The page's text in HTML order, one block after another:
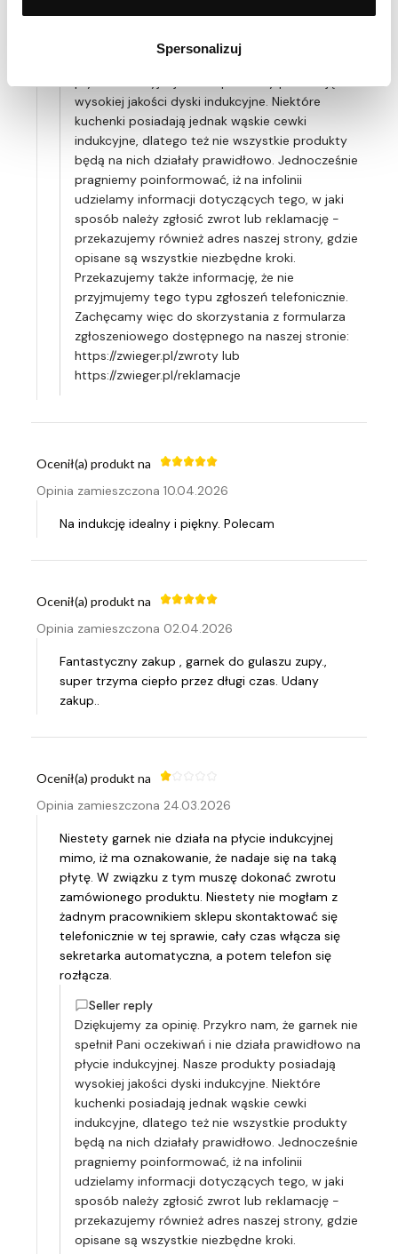
Spersonalizuj
Dziękujemy za opinię. Przykro nam, że garnek nie
wysokiej jakości dyski indukcyjne. Niektóre
kuchenki posiadają jednak wąskie cewki
indukcyjne, dlatego też nie wszystkie produkty
będą na nich działały prawidłowo. Jednocześnie
pragniemy poinformować, iż na infolinii
udzielamy informacji dotyczących tego, w jaki
sposób należy zgłosić zwrot lub reklamację -
przekazujemy również adres naszej strony, gdzie
opisane są wszystkie niezbędne kroki.
Przekazujemy także informację, że nie
przyjmujemy tego typu zgłoszeń telefonicznie.
Zachęcamy więc do skorzystania z formularza
zgłoszeniowego dostępnego na naszej stronie:
https://zwieger.pl/zwroty lub
https://zwieger.pl/reklamacje
Ocenił(a) produkt na
Opinia zamieszczona 10.04.2026
Na indukcję idealny i piękny. Polecam
Ocenił(a) produkt na
Opinia zamieszczona 02.04.2026
Fantastyczny zakup , garnek do gulaszu zupy.,
super trzyma ciepło przez długi czas. Udany
zakup..
Ocenił(a) produkt na
Opinia zamieszczona 24.03.2026
Niestety garnek nie działa na płycie indukcyjnej
mimo, iż ma oznakowanie, że nadaje się na taką
płytę. W związku z tym muszę dokonać zwrotu
zamówionego produktu. Niestety nie mogłam z
żadnym pracownikiem sklepu skontaktować się
telefonicznie w tej sprawie, cały czas włącza się
sekretarka automatyczna, a potem telefon się
rozłącza.
Seller reply
Dziękujemy za opinię. Przykro nam, że garnek nie
spełnił Pani oczekiwań i nie działa prawidłowo na
płycie indukcyjnej. Nasze produkty posiadają
wysokiej jakości dyski indukcyjne. Niektóre
kuchenki posiadają jednak wąskie cewki
indukcyjne, dlatego też nie wszystkie produkty
będą na nich działały prawidłowo. Jednocześnie
pragniemy poinformować, iż na infolinii
udzielamy informacji dotyczących tego, w jaki
sposób należy zgłosić zwrot lub reklamację -
przekazujemy również adres naszej strony, gdzie
opisane są wszystkie niezbędne kroki.